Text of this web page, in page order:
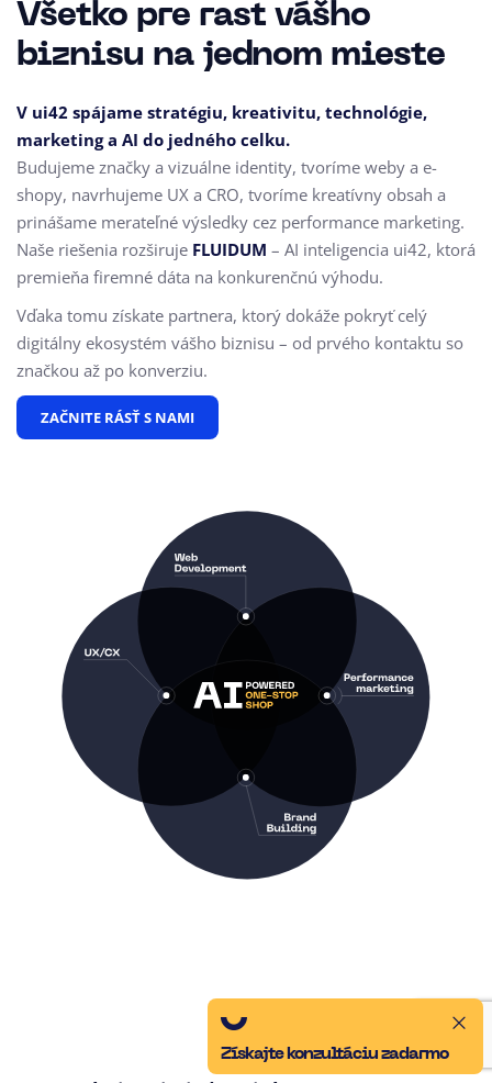
Všetko pre rast vášho
biznisu na jednom mieste
V ui42 spájame stratégiu, kreativitu, technológie,
marketing a AI do jedného celku.
Budujeme značky a vizuálne identity, tvoríme weby a e-
shopy, navrhujeme UX a CRO, tvoríme kreatívny obsah a
prinášame merateľné výsledky cez performance marketing.
Naše riešenia rozširuje FLUIDUM – AI inteligencia ui42, ktorá
premieňa firemné dáta na konkurenčnú výhodu.
Vďaka tomu získate partnera, ktorý dokáže pokryť celý
digitálny ekosystém vášho biznisu – od prvého kontaktu so
značkou až po konverziu.
ZAČNITE RÁSŤ S NAMI
Získajte konzultáciu zadarmo